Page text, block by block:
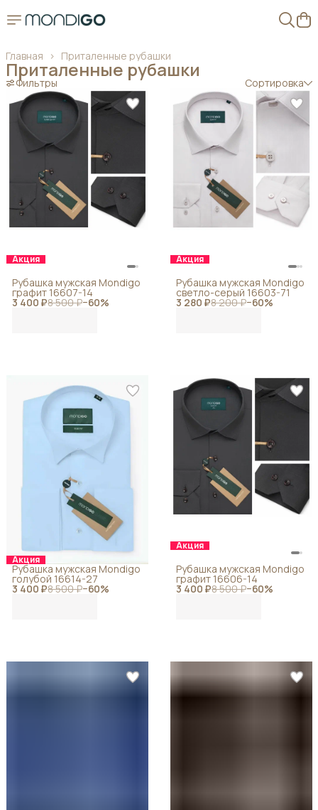
Приталенные рубашки
Главная ›
Приталенные рубашки
Фильтры Сортировка
Акция
3 400 ₽8 500 ₽−60%
Рубашка мужская Mondigo
графит 16607-14
Акция
3 280 ₽8 200 ₽−60%
Рубашка мужская Mondigo
светло-серый 16603-71
Акция
3 400 ₽8 500 ₽−60%
Рубашка мужская Mondigo
голубой 16614-27
Акция
3 400 ₽8 500 ₽−60%
Рубашка мужская Mondigo
графит 16606-14